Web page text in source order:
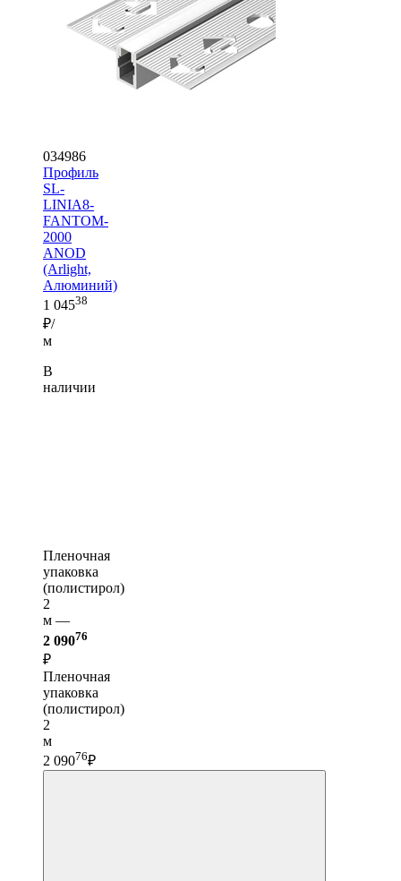
034986
Профиль
SL-
LINIA8-
FANTOM-
2000
ANOD
(Arlight,
Алюминий)
1 04538
₽/
м
В
наличии
Пленочная
упаковка
(полистирол)
2
м —
2 09076
₽
Пленочная
упаковка
(полистирол)
2
м
2 09076₽